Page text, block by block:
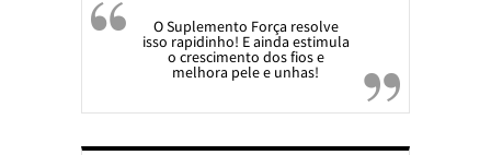
O Suplemento Força resolve
isso rapidinho! E ainda estimula
o crescimento dos fios e
melhora pele e unhas!